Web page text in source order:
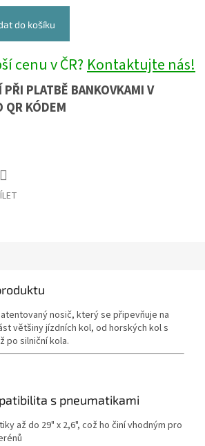
do košíku
cenu v ČR?Kontaktujte nás!
PŘI PLATBĚ BANKOVKAMI V
QR KÓDEM
nosič, který se připevňuje na
většiny jízdních kol, od horských kol s
po silniční kola.
s pneumatikami
až do 29" x 2,6", což ho činí vhodným pro